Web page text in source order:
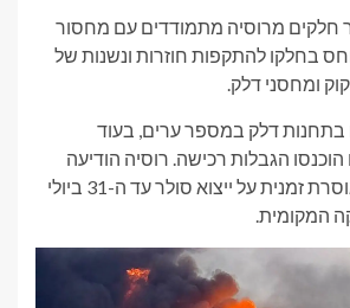
חלקים מרוסיה מתמודדים עם מחסור
בחלקו להתקפות חוזרות ונשנות של
ומחסני דלק.
בתחנות דלק במספר ערים, בעוד
הגבלות רכישה. רוסיה הודיעה
ביום רביעי כי היא אוסרת זמנית על ייצוא סולר עד ה-31 ביולי
​​המקומית.